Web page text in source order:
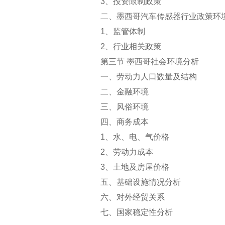
二、墨西哥汽车传感器行业政策环
1 、监管体制
2 、行业相关政策
第三节 墨西哥社会环境分析
一、劳动力人口数量及结构
二、金融环境
三、风俗环境
四、商务成本
1 、水、电、气价格
2 、劳动力成本
3 、土地及房屋价格
五、基础设施情况分析
六、对外经贸关系
七、国家稳定性分析